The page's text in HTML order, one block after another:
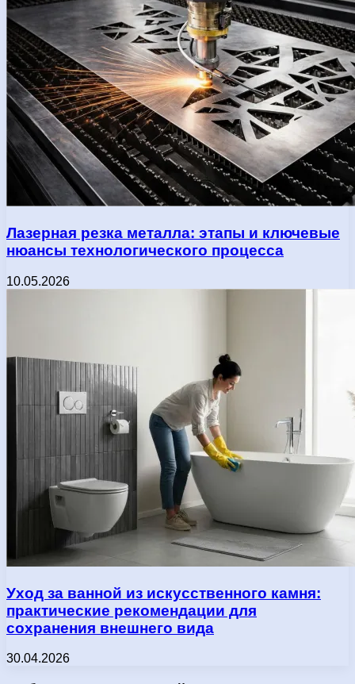
Лазерная резка металла: этапы и ключевые
нюансы технологического процесса
10.05.2026
Уход за ванной из искусственного камня:
практические рекомендации для
сохранения внешнего вида
30.04.2026